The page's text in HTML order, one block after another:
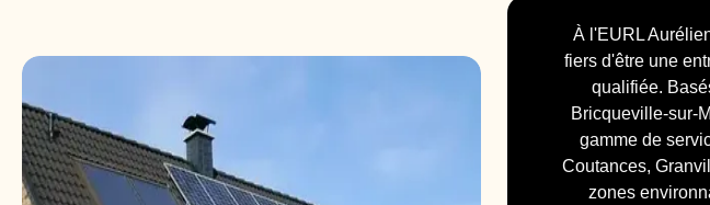
À l'EURL
fiers d'être une
qualifiée.
Bricqueville-sur-
gamme de
Coutances,
zones